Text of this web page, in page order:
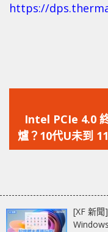
https://
一
篇
文
Intel PCIe 4.0
爐？10代U未到
先流出資料？
[XF 新